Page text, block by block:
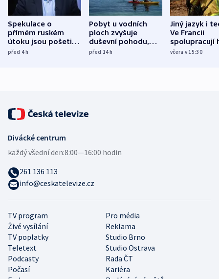
Spekulace o
přímém ruském
útoku jsou pošetilé,
míní estonský
před 4h
Pobyt u vodních
ploch zvyšuje
duševní pohodu,
ukázala
před 14h
Jiný jazyk i
Ve Francii
spolupracují
různých zemí
včera v 15:30
TV program
Pro média
Živé vysílání
Reklama
TV poplatky
Studio Brno
Teletext
Studio Ostrava
Podcasty
Rada ČT
Počasí
Kariéra
Divácké centrum
každý všední den:8:00—16:00 hodin
261 136 113
info@ceskatelevize.cz